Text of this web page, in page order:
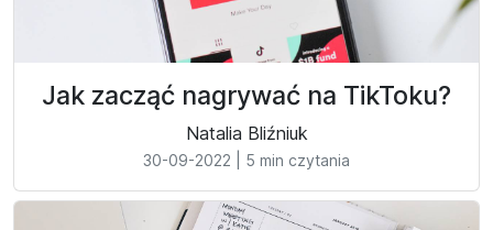
Jak zacząć nagrywać na TikToku?
Natalia Bliźniuk
30-09-2022 5 min czytania